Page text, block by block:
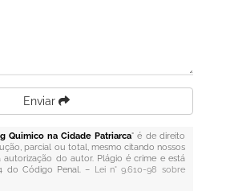
Enviar
Quimico na Cidade Patriarca" é de direito
parcial ou total, mesmo citando nossos
autorização do autor. Plágio é crime e está
do Código Penal. – Lei n° 9.610-98 sobre